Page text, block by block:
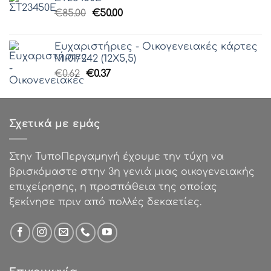
€0.62.είναι:
€85.00 Original
€85.00.
€50.00Η
είναι:
€50.00.
Ευχαριστήριες - Οικογενειακές κάρτες
Μ-01/242 (12Χ5,5)
€0.62 Original
was:
€0.37Η
τιμή
Σχετικά με εμάς
Στην ΤυποΠεργαμηνή έχουμε την τύχη να
βρισκόμαστε στην 3η γενιά μιας οικογενειακής
επιχείρησης, η προσπάθεια της οποίας
ξεκίνησε πριν από πολλές δεκαετίες.